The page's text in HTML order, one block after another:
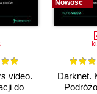
video.
do
Nowość
Darknet.